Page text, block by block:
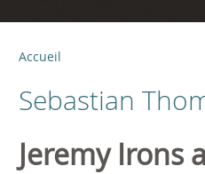
V
o
u
Accueil
Sebastian
Jeremy Irons